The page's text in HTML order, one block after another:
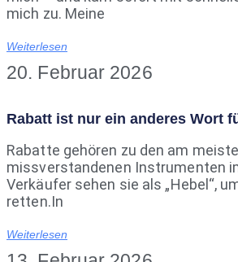
mich zu. Meine
Weiterlesen
20. Februar 2026
Rabatt ist nur ein anderes Wort
Rabatte gehören zu den am
missverstandenen Instrumenten
Verkäufer sehen sie als „Hebel“,
retten.In
Weiterlesen